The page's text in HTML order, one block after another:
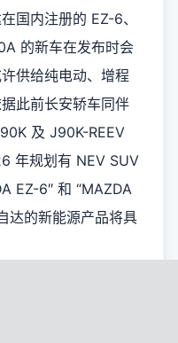
国内注册的 EZ-6、
的新车在发布时会
供给纯电动、增程
此前长安轿车同伴
及 J90K-REEV
年规划有 NEV SUV
EZ-6″ 和 “MAZDA
达的新能源产品将具